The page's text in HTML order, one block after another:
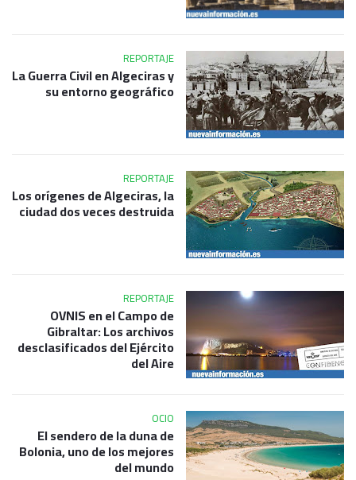
REPORTAJE
La Guerra Civil en Algeciras y
su entorno geográfico
REPORTAJE
Los orígenes de Algeciras, la
ciudad dos veces destruida
REPORTAJE
OVNIS en el Campo de
Gibraltar: Los archivos
desclasificados del Ejército
del Aire
OCIO
El sendero de la duna de
Bolonia, uno de los mejores
del mundo